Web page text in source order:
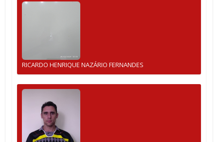
RICARDO HENRIQUE NAZÁRIO FERNANDES